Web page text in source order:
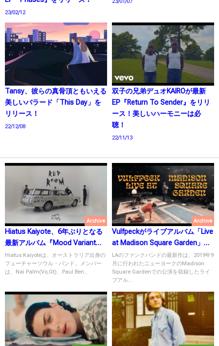
23/02/12
Tansy、彼らの真骨頂ともいえる
美しいバラード「This Day」を
リリース！
22/12/08
双子の兄弟デュオKAIROが最新
EP『Return To Sender』をリリ
ース！美しいハーモニーは必
聴！
22/11/13
Archive
Hiatus Kaiyote、6年ぶりとなる
最新アルバム『Mood Variant』
を6月25日にリリース！
Hiatus Kaiyoteは、オーストラリア出身の
フューチャーソウル・バンド。メンバー
は、Nai Palm(Vo,Gt)、Paul Ben...
Archive
Vulfpeckがライブアルバム「Live
at Madison Square Garden」を
リリース！
LAのファンクバンドの最新作は、2019年9
月に行われたニューヨークのMadison
Square Gardenでの公演を収録したライ
ブアル...